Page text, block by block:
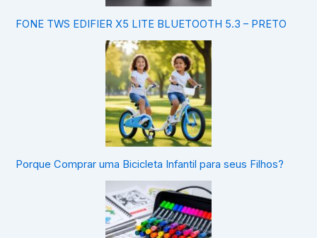
FONE TWS EDIFIER X5 LITE BLUETOOTH 5.3 – PRETO
Porque Comprar uma Bicicleta Infantil para seus Filhos?